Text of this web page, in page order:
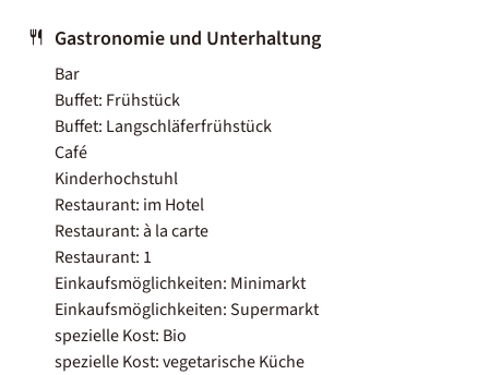
Gastronomie und Unterhaltung
Bar
Buffet: Frühstück
Buffet: Langschläferfrühstück
Café
Kinderhochstuhl
Restaurant: im Hotel
Restaurant: à la carte
Restaurant: 1
Einkaufsmöglichkeiten: Minimarkt
Einkaufsmöglichkeiten: Supermarkt
spezielle Kost: Bio
spezielle Kost: vegetarische Küche